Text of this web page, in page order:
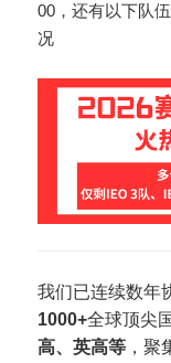
00，还有以下队
况
我们已连续数年
1000+全球顶尖
高、英高等 ，